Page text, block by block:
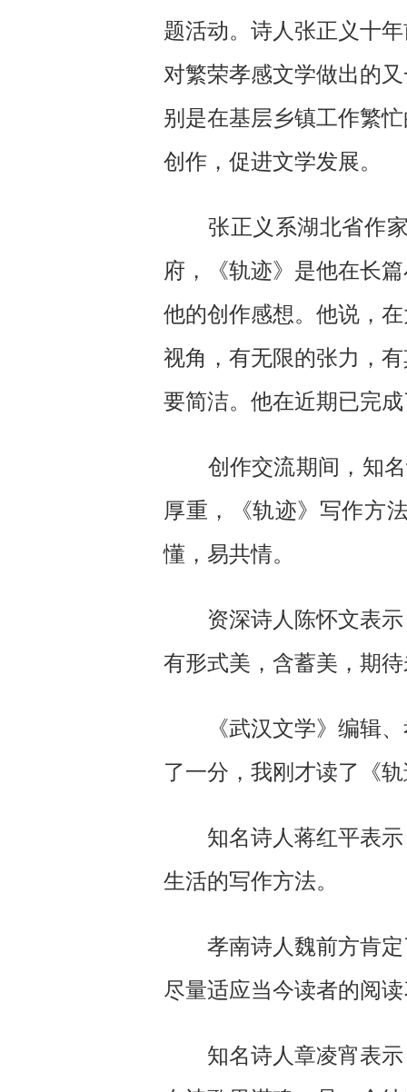
题活动。诗人张正义十
对繁荣孝感文学做出的
别是在基层乡镇工作繁
创作，促进文学发展。
张正义系湖北省作家
府，《轨迹》是他在长
他的创作感想。他说，
视角，有无限的张力，
要简洁。他在近期已完
创作交流期间，知名
厚重，《轨迹》写作方
懂，易共情。
资深诗人陈怀文表示
有形式美，含蓄美，期
《武汉文学》编辑、
了一分，我刚才读了《
知名诗人蒋红平表示
生活的写作方法。
孝南诗人魏前方肯定
尽量适应当今读者的阅
知名诗人章凌宵表示